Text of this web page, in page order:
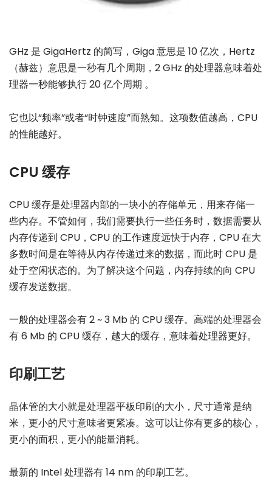
GHz 是 GigaHertz 的简写，Giga 意思是 10 亿次，Hertz
（赫兹）意思是一秒有几个周期，2 GHz 的处理器意味着处
理器一秒能够执行 20 亿个周期 。
它也以“频率”或者“时钟速度”而熟知。这项数值越高，CPU
的性能越好。
CPU 缓存
CPU 缓存是处理器内部的一块小的存储单元，用来存储一
些内存。不管如何，我们需要执行一些任务时，数据需要从
内存传递到 CPU，CPU 的工作速度远快于内存，CPU 在大
多数时间是在等待从内存传递过来的数据，而此时 CPU 是
处于空闲状态的。为了解决这个问题，内存持续的向 CPU
缓存发送数据。
一般的处理器会有 2 ~ 3 Mb 的 CPU 缓存。高端的处理器会
有 6 Mb 的 CPU 缓存，越大的缓存，意味着处理器更好。
印刷工艺
晶体管的大小就是处理器平板印刷的大小，尺寸通常是纳
米，更小的尺寸意味者更紧凑。这可以让你有更多的核心，
更小的面积，更小的能量消耗。
最新的 Intel 处理器有 14 nm 的印刷工艺。